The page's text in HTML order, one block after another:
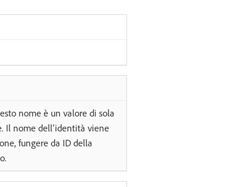
nome è un valore di sola
Il nome dell’identità viene
fungere da ID della